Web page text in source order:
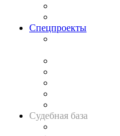
Спецпроекты
Судебная база